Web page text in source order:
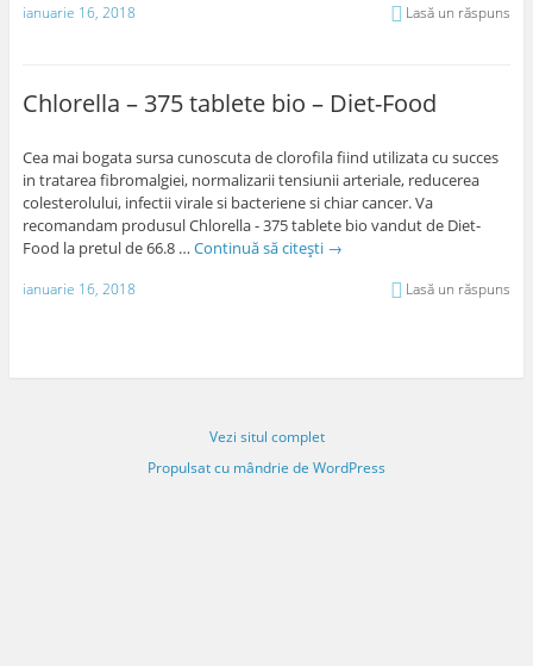
ianuarie 16, 2018 Lasă un răspuns
Chlorella – 375 tablete bio – Diet-Food
Cea mai bogata sursa cunoscuta de clorofila fiind utilizata cu succes
in tratarea fibromalgiei, normalizarii tensiunii arteriale, reducerea
colesterolului, infectii virale si bacteriene si chiar cancer. Va
recomandam produsul Chlorella - 375 tablete bio vandut de Diet-
Food la pretul de 66.8 … Continuă să citești →
ianuarie 16, 2018 Lasă un răspuns
Vezi situl complet
Propulsat cu mândrie de WordPress